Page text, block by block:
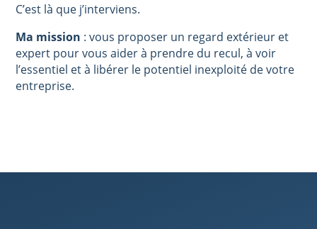
C’est là que j’interviens.
Ma mission : vous proposer un regard extérieur et
expert pour vous aider à prendre du recul, à voir
l’essentiel et à libérer le potentiel inexploité de votre
entreprise.